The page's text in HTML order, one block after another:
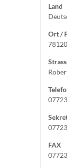
Land
Ort /
FAX